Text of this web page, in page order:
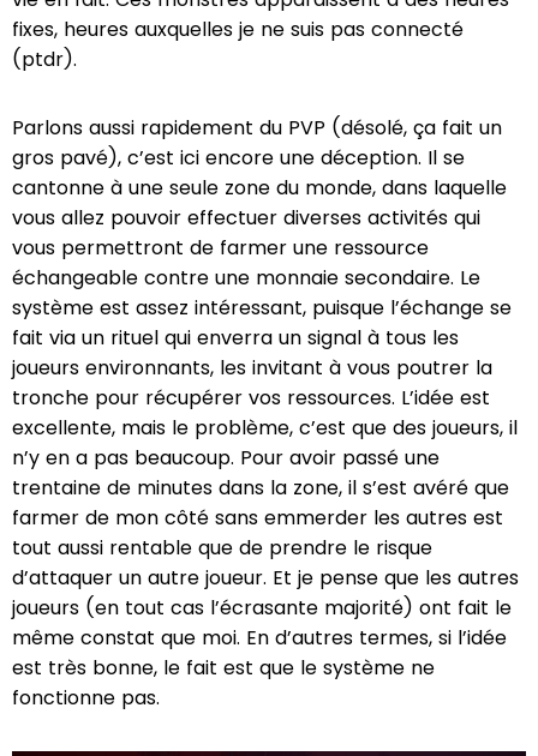
fixes, heures auxquelles je ne suis pas connecté
(ptdr).
Parlons aussi rapidement du PVP (désolé, ça fait un
gros pavé), c’est ici encore une déception. Il se
cantonne à une seule zone du monde, dans laquelle
vous allez pouvoir effectuer diverses activités qui
vous permettront de farmer une ressource
échangeable contre une monnaie secondaire. Le
système est assez intéressant, puisque l’échange se
fait via un rituel qui enverra un signal à tous les
joueurs environnants, les invitant à vous poutrer la
tronche pour récupérer vos ressources. L’idée est
excellente, mais le problème, c’est que des joueurs, il
n’y en a pas beaucoup. Pour avoir passé une
trentaine de minutes dans la zone, il s’est avéré que
farmer de mon côté sans emmerder les autres est
tout aussi rentable que de prendre le risque
d’attaquer un autre joueur. Et je pense que les autres
joueurs (en tout cas l’écrasante majorité) ont fait le
même constat que moi. En d’autres termes, si l’idée
est très bonne, le fait est que le système ne
fonctionne pas.